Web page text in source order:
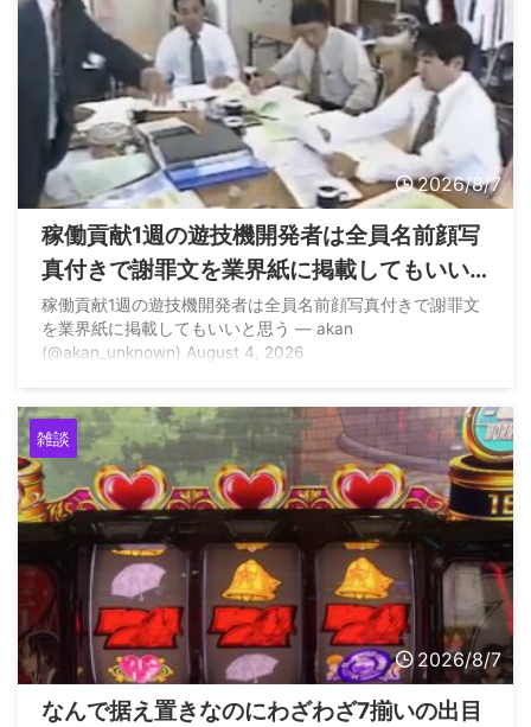
2026/8/7
稼働貢献1週の遊技機開発者は全員名前顔写
真付きで謝罪文を業界紙に掲載してもいい
と思う
稼働貢献1週の遊技機開発者は全員名前顔写真付きで謝罪文
を業界紙に掲載してもいいと思う — akan
(@akan_unknown) August 4, 2026
雑談
2026/8/7
なんで据え置きなのにわざわざ7揃いの出目